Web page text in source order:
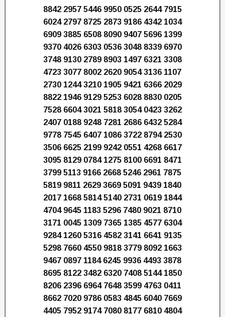
8842 2957 5446 9950 0525 2644 7915
6024 2797 8725 2873 9186 4342 1034
6909 3885 6508 8090 9407 5696 1399
9370 4026 6303 0536 3048 8339 6970
3748 9130 2789 8903 1497 6321 3308
4723 3077 8002 2620 9054 3136 1107
2730 1244 3210 1905 9421 6366 2029
8822 1946 9129 5253 6028 8830 0205
7528 6604 3021 5818 3054 0423 3262
2407 0188 9248 7281 2686 6432 5284
9778 7545 6407 1086 3722 8794 2530
3506 6625 2199 9242 0551 4268 6617
3095 8129 0784 1275 8100 6691 8471
3799 5113 9166 2668 5246 2961 7875
5819 9811 2629 3669 5091 9439 1840
2017 1668 5814 5140 2731 0619 1844
4704 9645 1183 5296 7480 9021 8710
3171 0045 1309 7365 1385 4577 6304
9284 1260 5316 4582 3141 6641 9135
5298 7660 4550 9818 3779 8092 1663
9467 0897 1184 6245 9936 4493 3878
8695 8122 3482 6320 7408 5144 1850
8206 2396 6964 7648 3599 4763 0411
8662 7020 9786 0583 4845 6040 7669
4405 7952 9174 7080 8177 6810 4804